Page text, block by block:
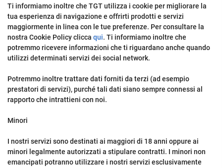
Ti informiamo inoltre che TGT utilizza i cookie per migliorare la
tua esperienza di navigazione e offrirti prodotti e servizi
maggiormente in linea con le tue preferenze. Per consultare la
nostra Cookie Policy clicca qui. Ti informiamo inoltre che
potremmo ricevere informazioni che ti riguardano anche quando
utilizzi determinati servizi dei social network.
Potremmo inoltre trattare dati forniti da terzi (ad esempio
prestatori di servizi), purché tali dati siano sempre connessi al
rapporto che intrattieni con noi.
Minori
I nostri servizi sono destinati ai maggiori di 18 anni oppure ai
minori legalmente autorizzati a stipulare contratti. I minori non
emancipati potranno utilizzare i nostri servizi esclusivamente